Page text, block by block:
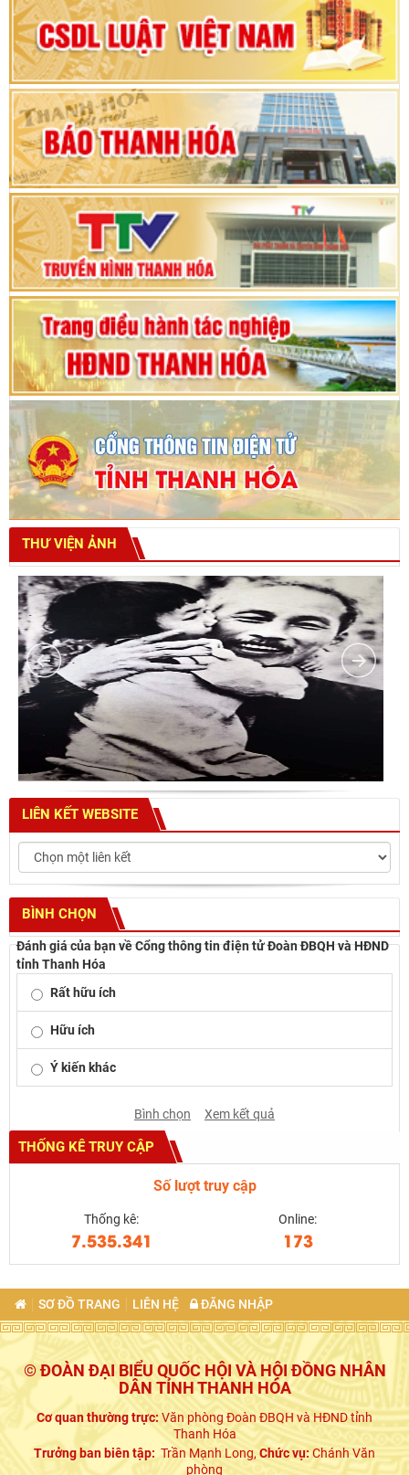
Đại hội Đảng bộ xã Yên Ninh lần thứ nhất,
nhiệm kỳ 2025 - 2030
Khai mạc Kỳ họp bất thường lần thứ 9, Quốc
hội khóa XV
Phiên thảo luận Kỳ họp thứ 24, HĐND tỉnh
Thanh Hóa khóa XVIII, nhiệm kỳ 2021 - 2026
Bế mạc Kỳ họp thứ hai bốn, Hội đồng nhân dân
tỉnh khoá XVIII
THƯ VIỆN ẢNH
LIÊN KẾT WEBSITE
BÌNH CHỌN
Đánh giá của bạn về Cổng thông tin điện tử Đoàn ĐBQH và HĐND
tỉnh Thanh Hóa
Rất hữu ích
Hữu ích
Ý kiến khác
Bình chọn Xem kết quả
THỐNG KÊ TRUY CẬP
Số lượt truy cập
Thống kê:
7.535.341
Online:
173
SƠ ĐỒ TRANG LIÊN HỆ ĐĂNG NHẬP
© ĐOÀN ĐẠI BIỂU QUỐC HỘI VÀ HỘI ĐỒNG NHÂN
DÂN TỈNH THANH HÓA
Cơ quan thường trực:Văn phòng Đoàn ĐBQH và HĐND tỉnh
Thanh Hóa
Trưởng ban biên tập: Trần Mạnh Long,Chức vụ:Chánh Văn
phòng